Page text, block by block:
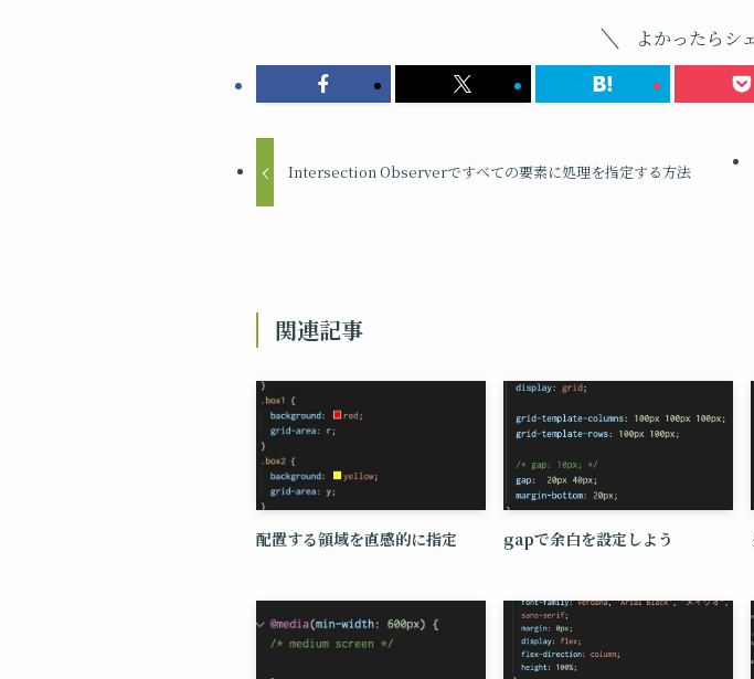
よかったらシ
Intersection Observerですべての要素に処理を指定する方法
関連記事
配置する領域を直感的に指定 gapで余白を設定しよう